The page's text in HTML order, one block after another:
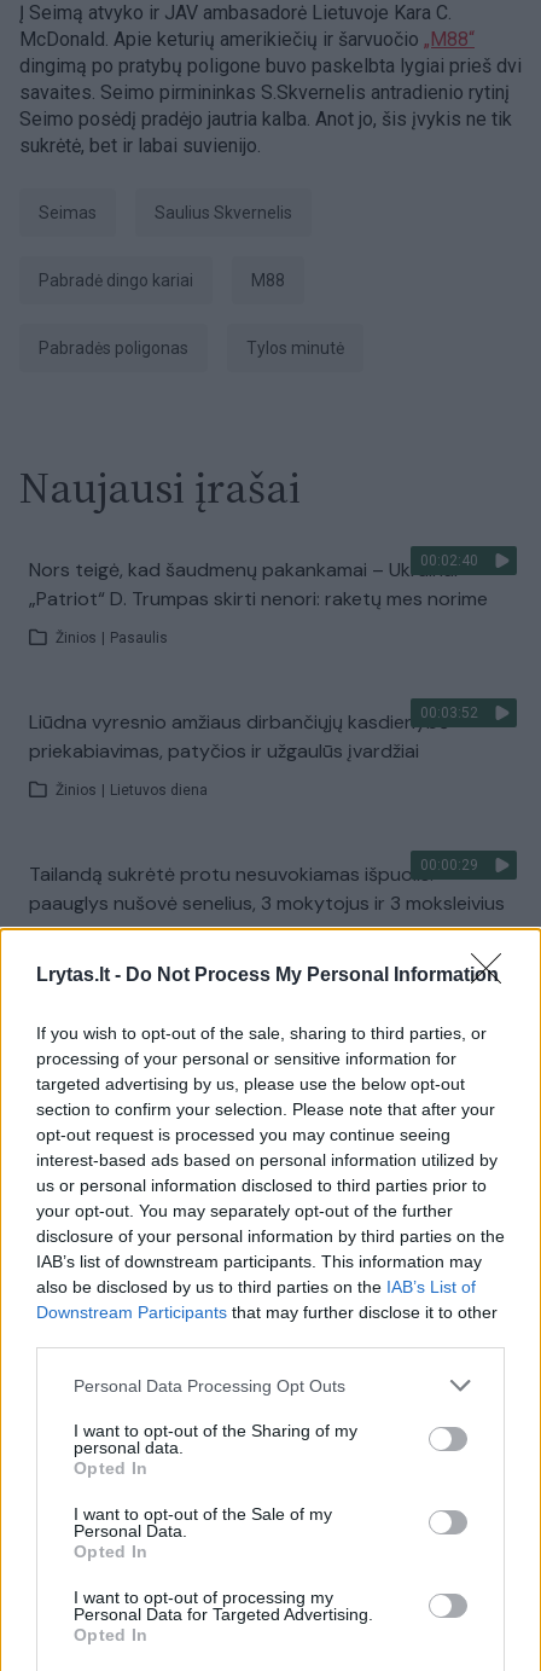
Lrytas.lt - Do Not Process My Personal Information
If you wish to opt-out of the sale, sharing to third parties, or
processing of your personal or sensitive information for
targeted advertising by us, please use the below opt-out
section to confirm your selection. Please note that after your
opt-out request is processed you may continue seeing
interest-based ads based on personal information utilized by
us or personal information disclosed to third parties prior to
your opt-out. You may separately opt-out of the further
disclosure of your personal information by third parties on the
IAB’s list of downstream participants. This information may
also be disclosed by us to third parties on the IAB’s List of
Downstream Participants that may further disclose it to other
Personal Data Processing Opt Outs
I want to opt-out of the Sharing of my
personal data.
Opted In
I want to opt-out of the Sale of my
Personal Data.
Opted In
I want to opt-out of processing my
Personal Data for Targeted Advertising.
Opted In
Į Seimą atvyko ir JAV ambasadorė Lietuvoje Kara C.
McDonald. Apie keturių amerikiečių ir šarvuočio „M88“
dingimą po pratybų poligone buvo paskelbta lygiai prieš dvi
savaites. Seimo pirmininkas S.Skvernelis antradienio rytinį
Seimo posėdį pradėjo jautria kalba. Anot jo, šis įvykis ne tik
sukrėtė, bet ir labai suvienijo.
Seimas Saulius Skvernelis
Pabradė dingo kariai M88
Pabradės poligonas tylos minutė
Naujausi įrašai
00:02:40
Nors teigė, kad šaudmenų pakankamai – Ukrainai
„Patriot“ D. Trumpas skirti nenori: raketų mes norime
Žinios Pasaulis
00:03:52
Liūdna vyresnio amžiaus dirbančiųjų kasdienybė –
priekabiavimas, patyčios ir užgaulūs įvardžiai
Žinios Lietuvos diena
00:00:29
Tailandą sukrėtė protu nesuvokiamas išpuolis:
paauglys nušovė senelius, 3 mokytojus ir 3 moksleivius
Aukštaitijos pučiamųjų orkestras Nyderlanduose
apgynė čempionų vardą
Žinios Lietuvos diena
Visi įrašai
Žiūrimiausi įrašai
Vaizdai iš tragiškos avarijos Vilniaus r.: dviejų moterų ir
Žinios | Lietuvos diena
00:00:57
Savaitės vidurys nusimato karštas: temperatūra kils iki
32 laipsnių šilumos
Žinios | Orai